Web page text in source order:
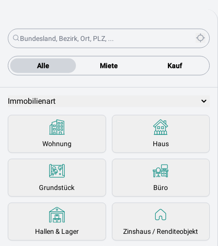
Alle Miete Kauf
Immobilienart
Wohnung Haus
Grundstück Büro
Hallen & Lager Zinshaus / Renditeobjekt